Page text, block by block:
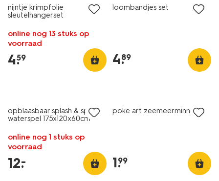
nijntje krimpfolie
sleutelhangerset
online nog 13 stuks op
voorraad
4.
59
loombandjes set
4.
89
opblaasbaar splash & spin
waterspel 175x120x60cm
online nog 1 stuks op
voorraad
12.
–
poke art zeemeerminnen
1.
99